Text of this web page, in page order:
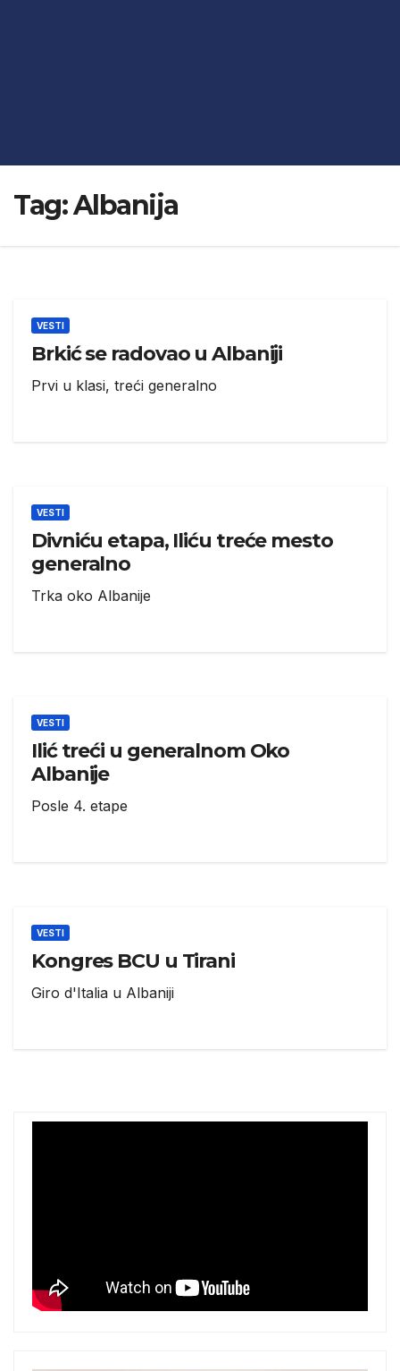
Tag:Albanija
VESTI
Brkić se radovao u Albaniji
Prvi u klasi, treći generalno
VESTI
Divniću etapa, Iliću treće mesto
generalno
Trka oko Albanije
VESTI
Ilić treći u generalnom Oko
Albanije
Posle 4. etape
VESTI
Kongres BCU u Tirani
Giro d'Italia u Albaniji